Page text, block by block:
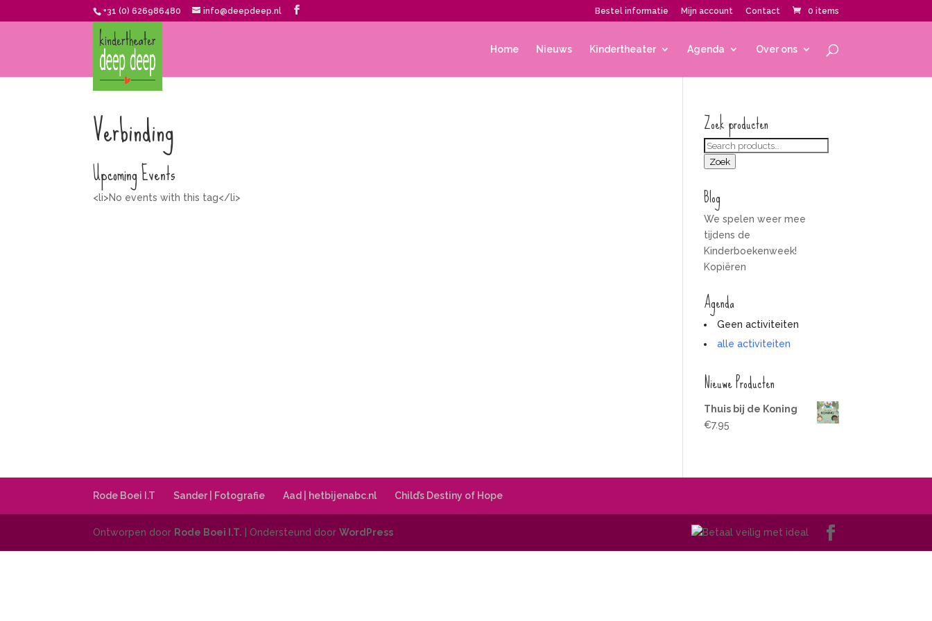
+31 (0) 626986480 info@deepdeep.nl Bestel informatie Mijn account Contact 0 items
Home Nieuws Kindertheater Agenda Over ons
Verbinding
Upcoming Events
<li>No events with this tag</li>
Zoek producten
Zoeken
voor:
Zoek
Blog
We spelen weer mee
tijdens de
Kinderboekenweek!
Kopiëren
Agenda
Geen activiteiten
alle activiteiten
Nieuwe Producten
Thuis bij de Koning
€7.95
Rode Boei I.T Sander | Fotografie Aad | hetbijenabc.nl Child’s Destiny of Hope
Ontworpen door Rode Boei I.T. | Ondersteund doorWordPress